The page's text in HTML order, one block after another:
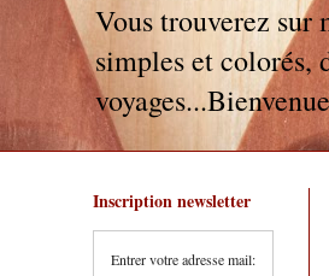
Vous trouverez sur
simples et colorés,
Inscription newsletter
Entrer votre adresse mail: